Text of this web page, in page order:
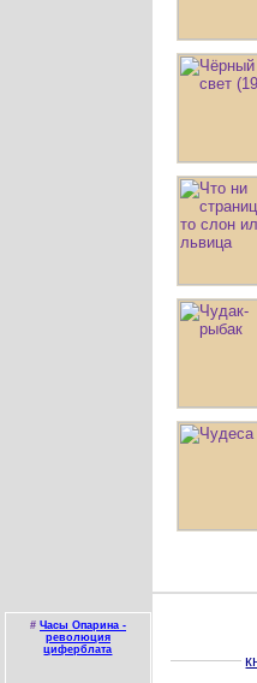
# Часы Опарина -
революция
циферблата